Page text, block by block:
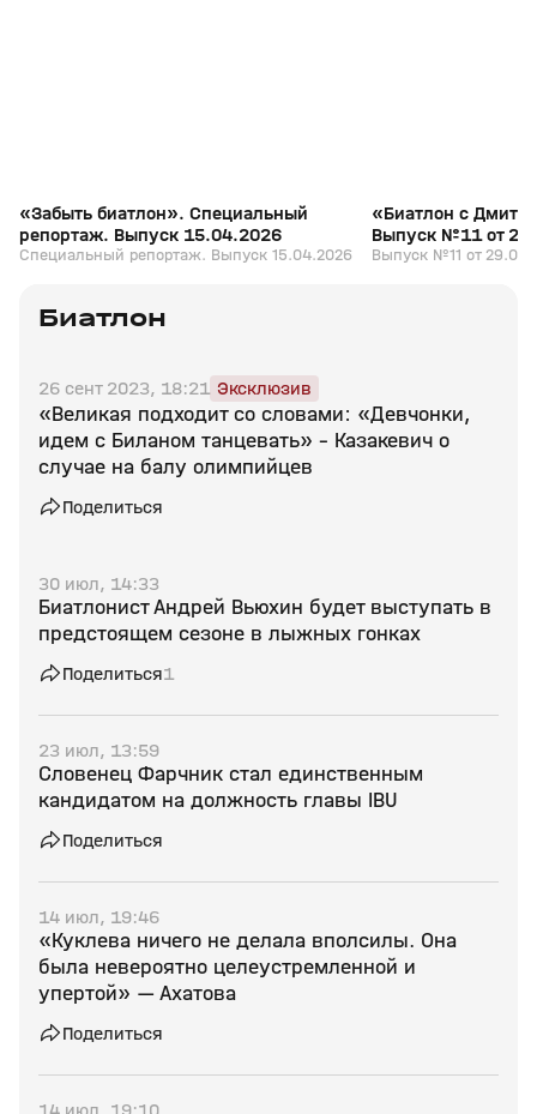
«Забыть биатлон». Специальный
репортаж. Выпуск 15.04.2026
Специальный репортаж. Выпуск 15.04.2026
«Биатлон с
Выпуск №11 от
Выпуск №11 от
Биатлон
26 сент 2023, 18:21 Эксклюзив
«Великая подходит со словами: «Девчонки,
идем с Биланом танцевать» – Казакевич о
случае на балу олимпийцев
Поделиться
30 июл, 14:33
Биатлонист Андрей Вьюхин будет выступать в
предстоящем сезоне в лыжных гонках
Поделиться1
23 июл, 13:59
Словенец Фарчник стал единственным
кандидатом на должность главы IBU
Поделиться
14 июл, 19:46
«Куклева ничего не делала вполсилы. Она
была невероятно целеустремленной и
упертой» — Ахатова
Поделиться